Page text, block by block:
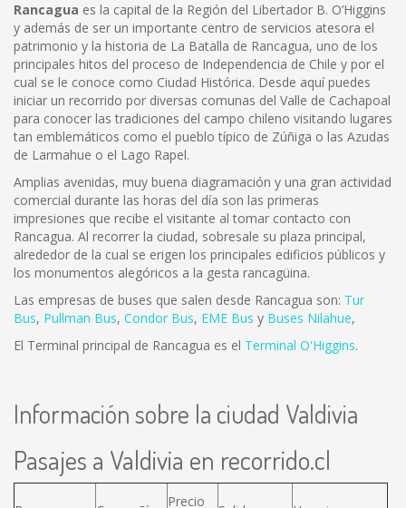
Rancagua es la capital de la Región del Libertador B. O’Higgins
y además de ser un importante centro de servicios atesora el
patrimonio y la historia de La Batalla de Rancagua, uno de los
principales hitos del proceso de Independencia de Chile y por el
cual se le conoce como Ciudad Histórica. Desde aquí puedes
iniciar un recorrido por diversas comunas del Valle de Cachapoal
para conocer las tradiciones del campo chileno visitando lugares
tan emblemáticos como el pueblo típico de Zúñiga o las Azudas
de Larmahue o el Lago Rapel.
Amplias avenidas, muy buena diagramación y una gran actividad
comercial durante las horas del día son las primeras
impresiones que recibe el visitante al tomar contacto con
Rancagua. Al recorrer la ciudad, sobresale su plaza principal,
alrededor de la cual se erigen los principales edificios públicos y
los monumentos alegóricos a la gesta rancagüina.
Las empresas de buses que salen desde Rancagua son: Tur
Bus, Pullman Bus, Condor Bus, EME Bus y Buses Nilahue,
El Terminal principal de Rancagua es el Terminal O'Higgins.
Información sobre la ciudad Valdivia
Pasajes a Valdivia en recorrido.cl
Precio